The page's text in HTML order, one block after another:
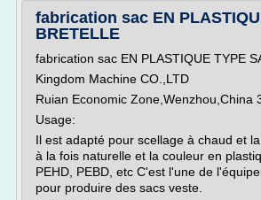
fabrication sac EN
BRETELLE
fabrication sac EN PLASTIQUE TYPE
Kingdom Machine CO.,LTD
Ruian Economic Zone,Wenzhou,China
Usage:
Il est adapté pour scellage à chaud et
à la fois naturelle et la couleur en
PEHD, PEBD, etc C'est l'une de
pour produire des sacs veste.